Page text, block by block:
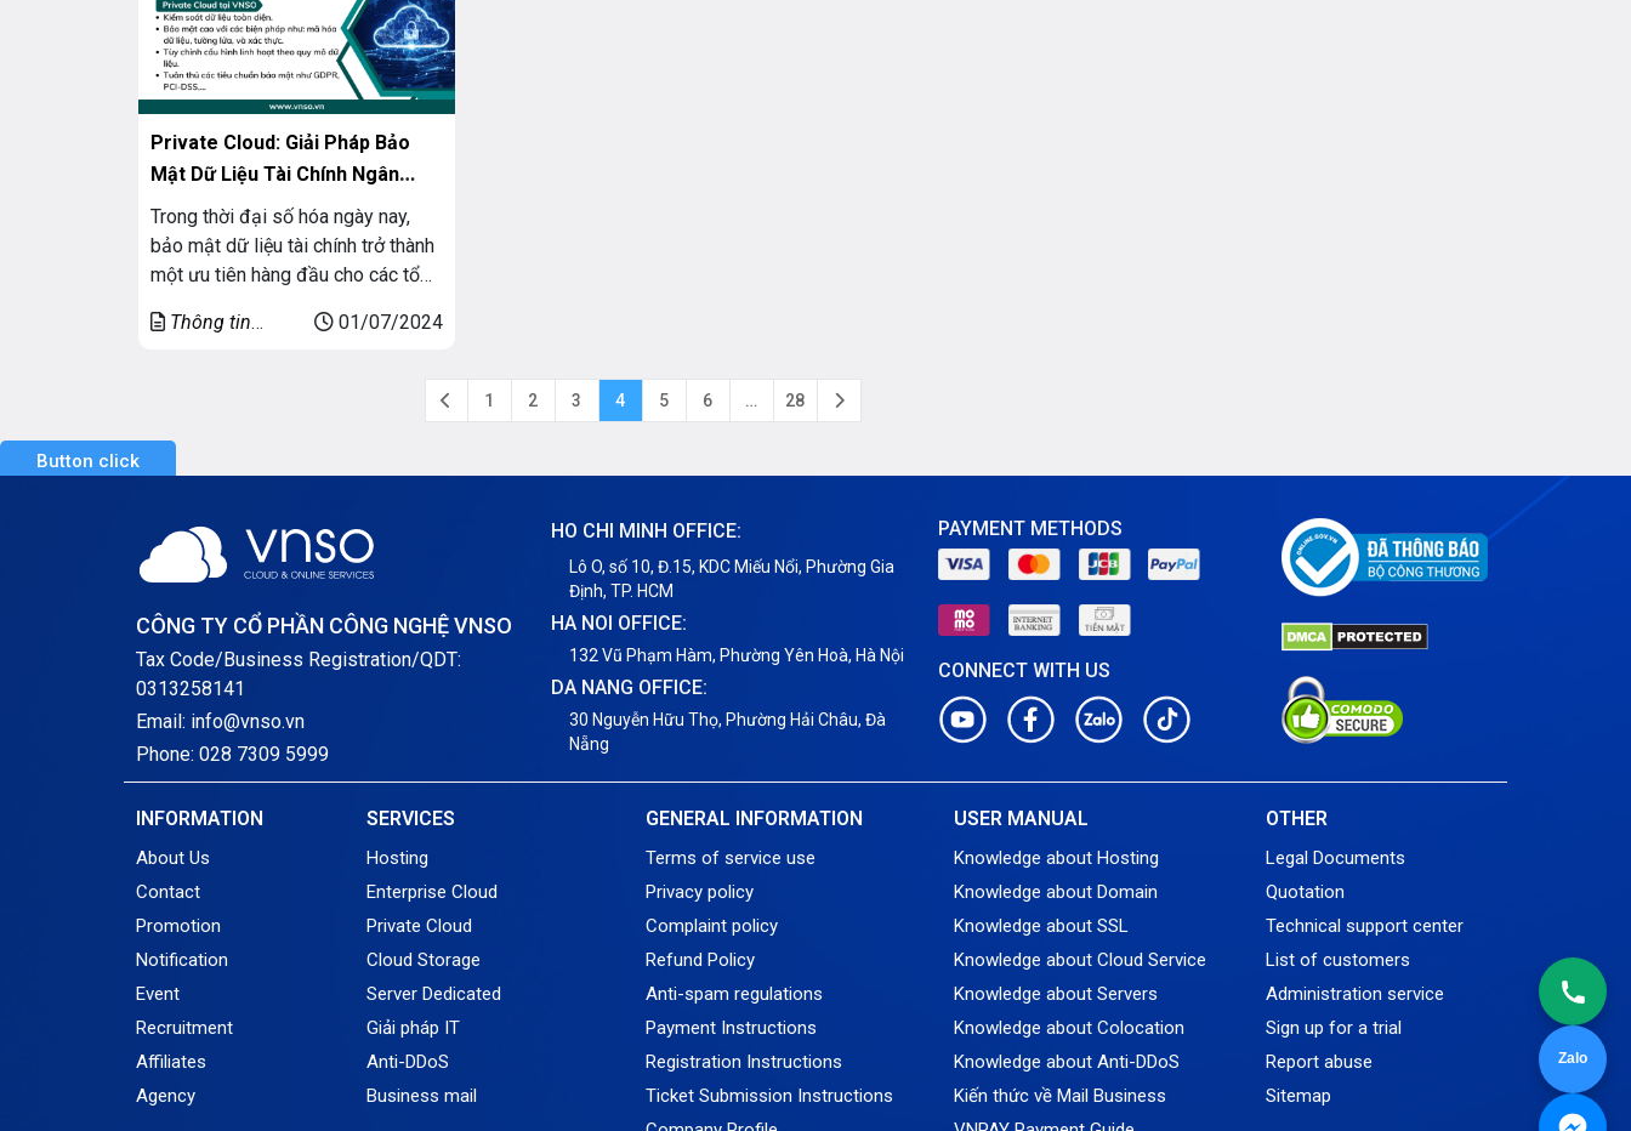
Zalo
[…]
Private Cloud: Giải Pháp Bảo
Mật Dữ Liệu Tài Chính Ngân
Hàng
Trong thời đại số hóa ngày nay,
bảo mật dữ liệu tài chính trở thành
một ưu tiên hàng đầu cho các tổ
hàng. Dữ liệu tài chính không chỉ
Thông tin
01/07/2024
1 2 3 4 5 6 … 28
Button click
CÔNG TY CỔ PHẦN CÔNG NGHỆ VNSO
Tax Code/Business Registration/QDT:
0313258141
Email: info@vnso.vn
Phone: 028 7309 5999
HO CHI MINH OFFICE:
Lô O, số 10, Đ.15, KDC Miếu Nổi, Phường Gia
Định, TP. HCM
HA NOI OFFICE:
132 Vũ Phạm Hàm, Phường Yên Hoà, Hà Nội
DA NANG OFFICE:
30 Nguyễn Hữu Thọ, Phường Hải Châu, Đà
Nẵng
PAYMENT METHODS
CONNECT WITH US
INFORMATION
About Us
Contact
Promotion
Notification
Event
Recruitment
Affiliates
Agency
SERVICES
Hosting
Enterprise Cloud
Private Cloud
Cloud Storage
Server Dedicated
Giải pháp IT
Anti-DDoS
Business mail
GENERAL INFORMATION
Terms of service use
Privacy policy
Complaint policy
Refund Policy
Anti-spam regulations
Payment Instructions
Registration Instructions
Ticket Submission Instructions
USER MANUAL
Knowledge about Hosting
Knowledge about Domain
Knowledge about SSL
Knowledge about Cloud Service
Knowledge about Servers
Knowledge about Colocation
Knowledge about Anti-DDoS
Kiến thức về Mail Business
OTHER
Legal Documents
Quotation
Technical support center
List of customers
Administration service
Sign up for a trial
Report abuse
Sitemap